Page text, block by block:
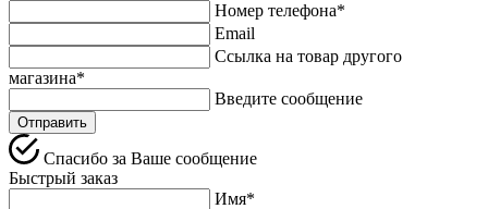
Номер телефона*
Email
Ссылка на товар другого
магазина*
Введите сообщение
Спасибо за Ваше сообщение
Быстрый заказ
Имя*